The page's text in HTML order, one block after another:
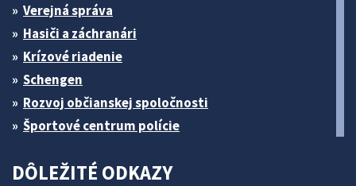
Verejná správa
Hasiči a záchranári
Krízové riadenie
Schengen
Rozvoj občianskej spoločnosti
Športové centrum polície
DÔLEŽITÉ ODKAZY